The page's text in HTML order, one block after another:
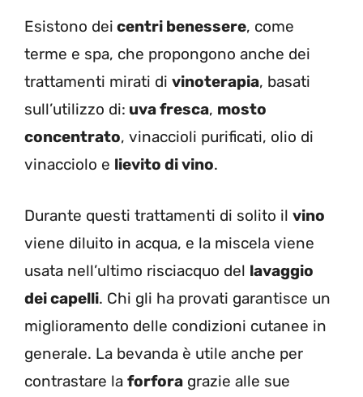
Esistono dei centri benessere, come
terme e spa, che propongono anche dei
trattamenti mirati di vinoterapia, basati
sull’utilizzo di: uva fresca, mosto
concentrato, vinaccioli purificati, olio di
vinacciolo e lievito di vino.
Durante questi trattamenti di solito il vino
viene diluito in acqua, e la miscela viene
usata nell’ultimo risciacquo del lavaggio
dei capelli. Chi gli ha provati garantisce un
miglioramento delle condizioni cutanee in
generale. La bevanda è utile anche per
contrastare la forfora grazie alle sue